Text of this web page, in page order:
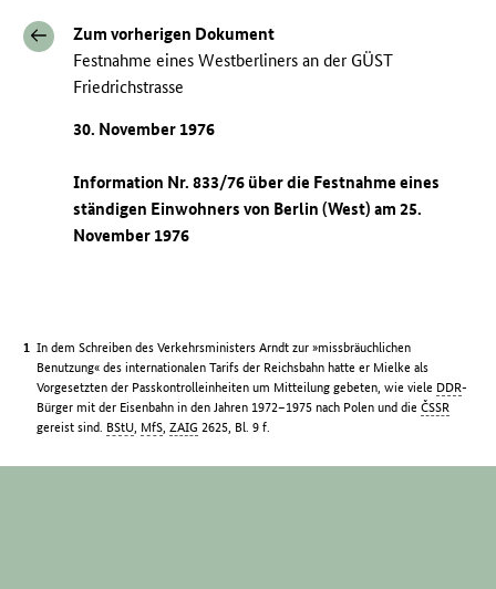
Zum vorherigen Dokument
Festnahme eines Westberliners an der GÜST
Friedrichstrasse
30. November 1976
Information Nr. 833/76 über die Festnahme eines
ständigen Einwohners von Berlin (West) am 25.
November 1976
In dem Schreiben des Verkehrsministers Arndt zur »missbräuchlichen
Benutzung« des internationalen Tarifs der Reichsbahn hatte er Mielke als
Vorgesetzten der Passkontrolleinheiten um Mitteilung gebeten, wie viele DDR-
Bürger mit der Eisenbahn in den Jahren 1972–1975 nach Polen und dieČSSR
gereist sind. BStU MfS ,ZAIG 2625, Bl. 9 f.